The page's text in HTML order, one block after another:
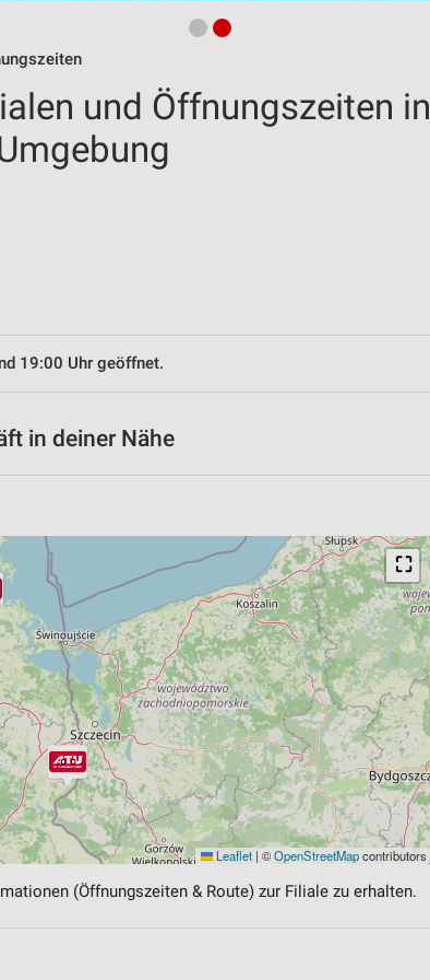
und Öffnungszeiten in
19:00 Uhr geöffnet.
in deiner Nähe
⛶
Leaflet | ©OpenStreetMapcontributors
(Öffnungszeiten & Route) zur Filiale zu erhalten.